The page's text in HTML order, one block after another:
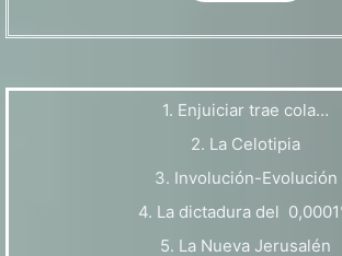
1. Enjuiciar trae cola…
2. La Celotipia
3. Involución-Evolución
4. La dictadura del
5. La Nueva Jerusalén